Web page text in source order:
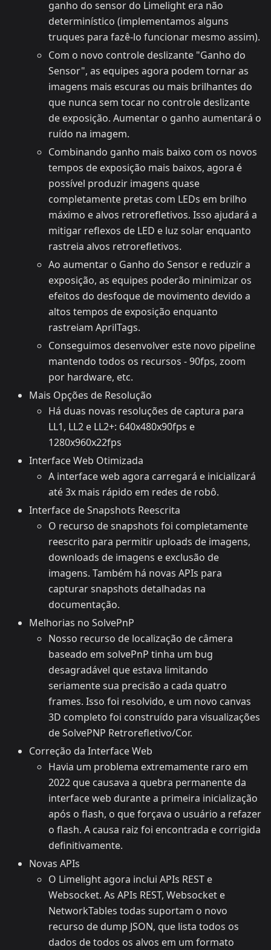
ganho do sensor do Limelight era não
determinístico (implementamos alguns
truques para fazê-lo funcionar mesmo assim).
Com o novo controle deslizante "Ganho do
Sensor", as equipes agora podem tornar as
imagens mais escuras ou mais brilhantes do
que nunca sem tocar no controle deslizante
de exposição. Aumentar o ganho aumentará o
ruído na imagem.
Combinando ganho mais baixo com os novos
tempos de exposição mais baixos, agora é
possível produzir imagens quase
completamente pretas com LEDs em brilho
máximo e alvos retrorefletivos. Isso ajudará a
mitigar reflexos de LED e luz solar enquanto
rastreia alvos retrorefletivos.
Ao aumentar o Ganho do Sensor e reduzir a
exposição, as equipes poderão minimizar os
efeitos do desfoque de movimento devido a
altos tempos de exposição enquanto
rastreiam AprilTags.
Conseguimos desenvolver este novo pipeline
mantendo todos os recursos - 90fps, zoom
por hardware, etc.
Mais Opções de Resolução
Há duas novas resoluções de captura para
LL1, LL2 e LL2+: 640x480x90fps e
1280x960x22fps
Interface Web Otimizada
A interface web agora carregará e inicializará
até 3x mais rápido em redes de robô.
Interface de Snapshots Reescrita
O recurso de snapshots foi completamente
reescrito para permitir uploads de imagens,
downloads de imagens e exclusão de
imagens. Também há novas APIs para
capturar snapshots detalhadas na
documentação.
Melhorias no SolvePnP
Nosso recurso de localização de câmera
baseado em solvePnP tinha um bug
desagradável que estava limitando
seriamente sua precisão a cada quatro
frames. Isso foi resolvido, e um novo canvas
3D completo foi construído para visualizações
de SolvePNP Retrorefletivo/Cor.
Correção da Interface Web
Havia um problema extremamente raro em
2022 que causava a quebra permanente da
interface web durante a primeira inicialização
após o flash, o que forçava o usuário a refazer
o flash. A causa raiz foi encontrada e corrigida
definitivamente.
Novas APIs
O Limelight agora inclui APIs REST e
Websocket. As APIs REST, Websocket e
NetworkTables todas suportam o novo
recurso de dump JSON, que lista todos os
dados de todos os alvos em um formato